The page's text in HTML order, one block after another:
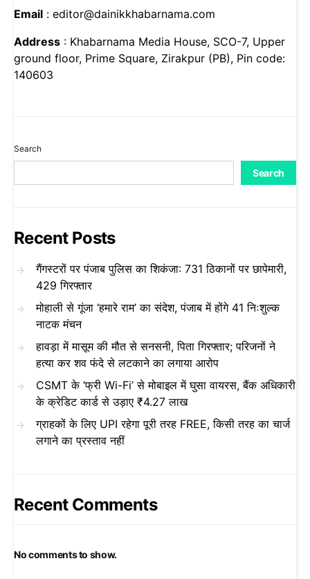
Email : editor@dainikkhabarnama.com
Address : Khabarnama Media House, SCO-7, Upper
ground floor, Prime Square, Zirakpur (PB), Pin code:
140603
Search
Search
Recent Posts
गैंगस्टरों पर पंजाब पुलिस का शिकंजा: 731 ठिकानों पर छापेमारी,
429 गिरफ्तार
मोहाली से गूंजा ‘हमारे राम’ का संदेश, पंजाब में होंगे 41 निःशुल्क
नाटक मंचन
हावड़ा में मासूम की मौत से सनसनी, पिता गिरफ्तार; परिजनों ने
हत्या कर शव फंदे से लटकाने का लगाया आरोप
CSMT के ‘फ्री Wi-Fi’ से मोबाइल में घुसा वायरस, बैंक अधिकारी
के क्रेडिट कार्ड से उड़ाए ₹4.27 लाख
ग्राहकों के लिए UPI रहेगा पूरी तरह FREE, किसी तरह का चार्ज
लगाने का प्रस्ताव नहीं
Recent Comments
No comments to show.